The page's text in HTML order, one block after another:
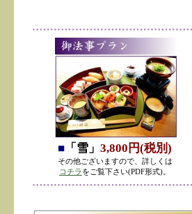
■ 「雪」 3,800円(税別)
その他ございますので、詳しくは
コチラ をご覧下さい(PDF形式)。